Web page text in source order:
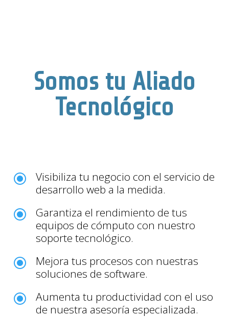
Somos tu Aliado
Tecnológico
\
Visibiliza tu negocio con el servicio de
desarrollo web a la medida.
\
Garantiza el rendimiento de tus
equipos de cómputo con nuestro
soporte tecnológico.
\
Mejora tus procesos con nuestras
soluciones de software.
\
Aumenta tu productividad con el uso
de nuestra asesoría especializada.